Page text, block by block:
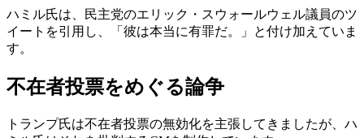
ハミル氏は、民主党のエリック・スウォールウェル議員のツ
イートを引用し、「彼は本当に有罪だ。」と付け加えていま
す。
不在者投票をめぐる論争
トランプ氏は不在者投票の無効化を主張してきましたが、ハ